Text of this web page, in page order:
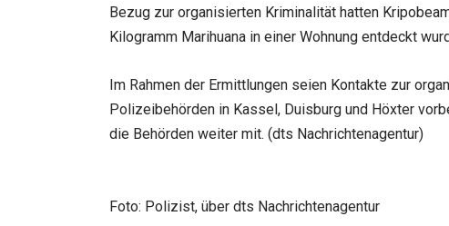
Bezug zur organisierten Kriminalität hatten
Kilogramm Marihuana in einer Wohnung entdeckt
Im Rahmen der Ermittlungen seien Kontakte zur
Polizeibehörden in Kassel, Duisburg und Höxter
die Behörden weiter mit. (dts Nachrichtenagentur)
Foto: Polizist, über dts Nachrichtenagentur